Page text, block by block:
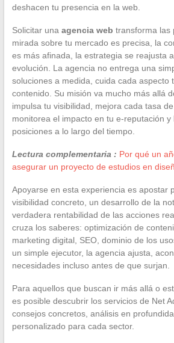
deshacen tu presencia en la web.
Solicitar una agencia web transforma las
mirada sobre tu mercado es precisa, la
es más afinada, la estrategia se reajusta
evolución. La agencia no entrega una
soluciones a medida, cuida cada aspecto
contenido. Su misión va mucho más allá
impulsa tu visibilidad, mejora cada tasa de
monitorea el impacto en tu e-reputación
posiciones a lo largo del tiempo.
Lectura complementaria : Por qué un
asegurar un proyecto de estudios en
Apoyarse en esta experiencia es apostar
visibilidad concreto, un desarrollo de la
verdadera rentabilidad de las acciones
cruza los saberes: optimización de
marketing digital, SEO, dominio de los
un simple ejecutor, la agencia ajusta,
necesidades incluso antes de que surjan.
Para aquellos que buscan ir más allá o
es posible descubrir los servicios de Net
consejos concretos, análisis en
personalizado para cada sector.